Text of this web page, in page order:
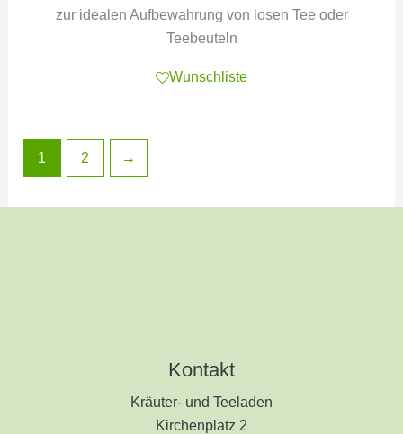
zur idealen Aufbewahrung von losen Tee oder
Teebeuteln
Wunschliste
1 2 →
Kontakt
Kräuter- und Teeladen
Kirchenplatz 2